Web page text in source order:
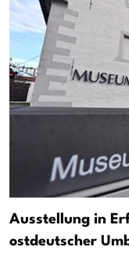
Ausstellung in
ostdeutscher